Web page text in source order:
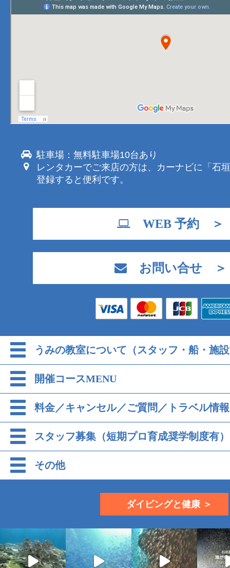
駐車場：無料駐車場10台あり
レンタカーでご来店の方は、カーナビに「石
登録すると便利です。
WEB 予約 ＞
お問い合せ ＞
うみの教室について（スタッフ・船・施
開催コースMENU
料金／キャンセル／ご質問／トラベル情報
スタッフ募集（短期プロ育成奨学制度有）
その他
ダイビングと健康 ＞